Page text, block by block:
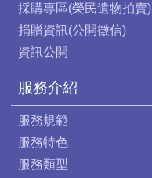
採購專區(榮民遺物拍賣)
捐贈資訊(公開徵信)
資訊公開
服務介紹
服務規範
服務特色
服務類型